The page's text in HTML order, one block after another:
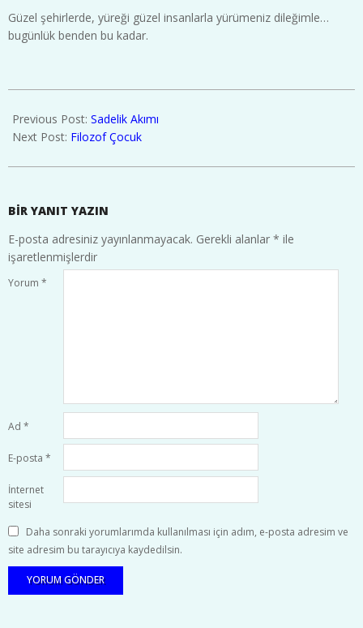
Güzel şehirlerde, yüreği güzel insanlarla yürümeniz dileğimle…
bugünlük benden bu kadar.
02-
16
Previous Post: Sadelik Akımı
Next Post: Filozof Çocuk
BIR YANIT YAZIN
E-posta adresiniz yayınlanmayacak. Gerekli alanlar * ile
işaretlenmişlerdir
Yorum *
Ad *
E-posta *
İnternet
sitesi
Daha sonraki yorumlarımda kullanılması için adım, e-posta adresim ve
site adresim bu tarayıcıya kaydedilsin.